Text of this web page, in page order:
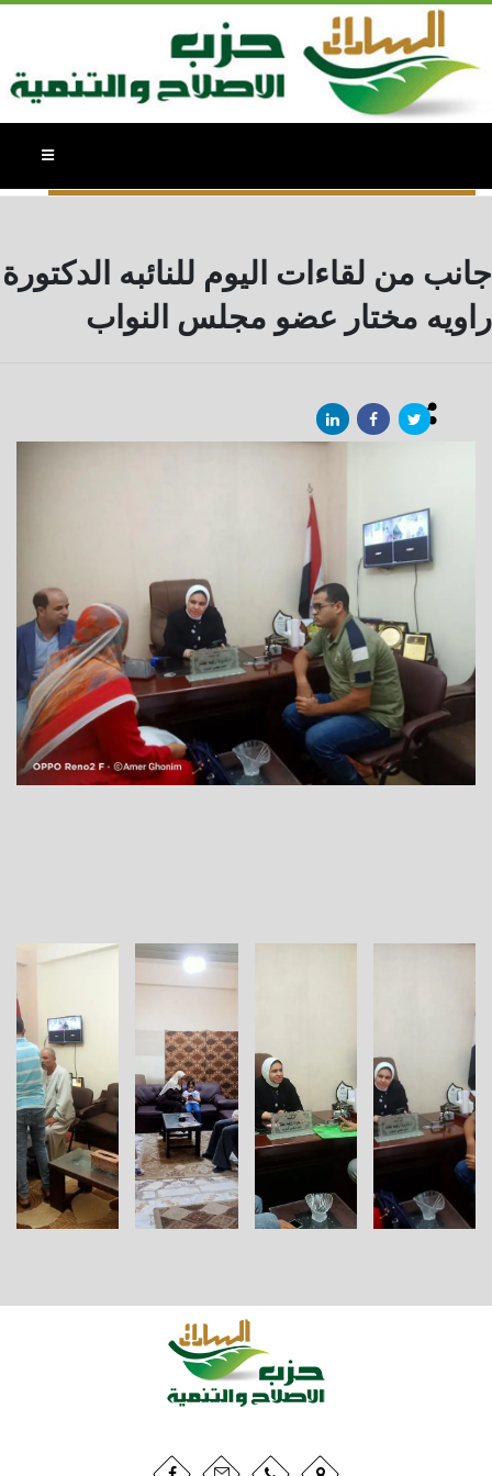
النائبة / د. راوية مختار - البومات الصور
جانب من لقاءات اليوم للنائبه الدكتورة
راويه مختار عضو مجلس النواب